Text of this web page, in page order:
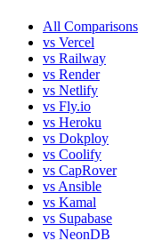
All Comparisons
vs Vercel
vs Railway
vs Render
vs Netlify
vs Fly.io
vs Heroku
vs Dokploy
vs Coolify
vs CapRover
vs Ansible
vs Kamal
vs Supabase
vs NeonDB